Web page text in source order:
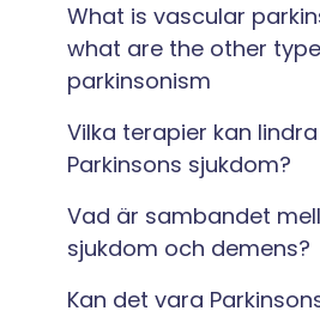
What is vascular
what are the other
parkinsonism
Vilka terapier kan
Parkinsons sjukdom?
Vad är sambandet
sjukdom och demens?
Kan det vara